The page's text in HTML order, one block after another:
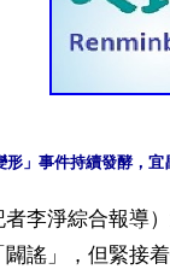
者李淨綜合報導
謠」，但緊接